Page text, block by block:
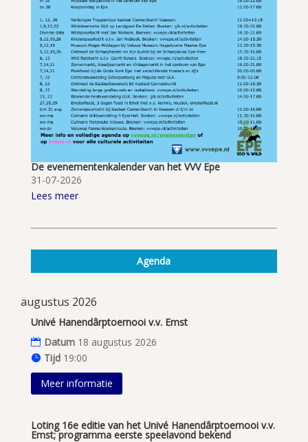
De evenementenkalender van het VVV Epe
31-07-2026
Lees meer
Agenda
augustus 2026
Univé Hanendârptoernooi v.v. Emst
Datum 18 augustus 2026
Tijd 19:00
Meer informatie
Loting 16e editie van het Univé Hanendârptoernooi v.v.
Emst; programma eerste speelavond bekend